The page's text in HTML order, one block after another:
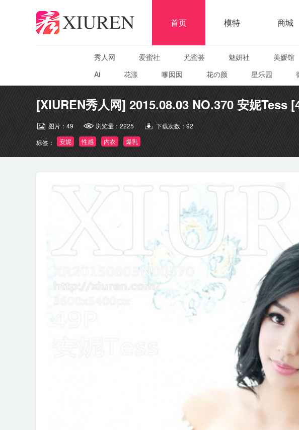
首页 模特 商城
秀人网 爱蜜社 尤蜜荟 魅妍社 美媛馆
Ai
花漾 嗲囡囡 花の颜 星乐园
[XIUREN秀人网] 2015.08.03 NO.370 安妮Tess
图片： 49 浏览量： 2225 下载次数： 92
标签：
安妮 性感 内衣 爆乳